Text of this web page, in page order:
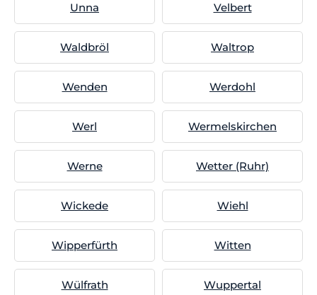
Unna Velbert
Waldbröl Waltrop
Wenden Werdohl
Werl Wermelskirchen
Werne Wetter (Ruhr)
Wickede Wiehl
Wipperfürth Witten
Wülfrath Wuppertal